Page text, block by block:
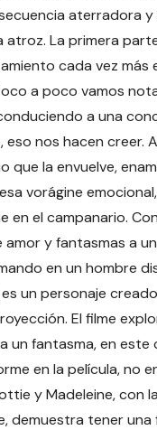
aterradora
atroz. La primera
cada vez más
a poco vamos
a una
eso nos hacen
que la envuelve,
vorágine
en el campanario.
amor y fantasmas a
en un hombre
un personaje
El filme
un fantasma, en
en la película, no
y Madeleine, con
demuestra tener